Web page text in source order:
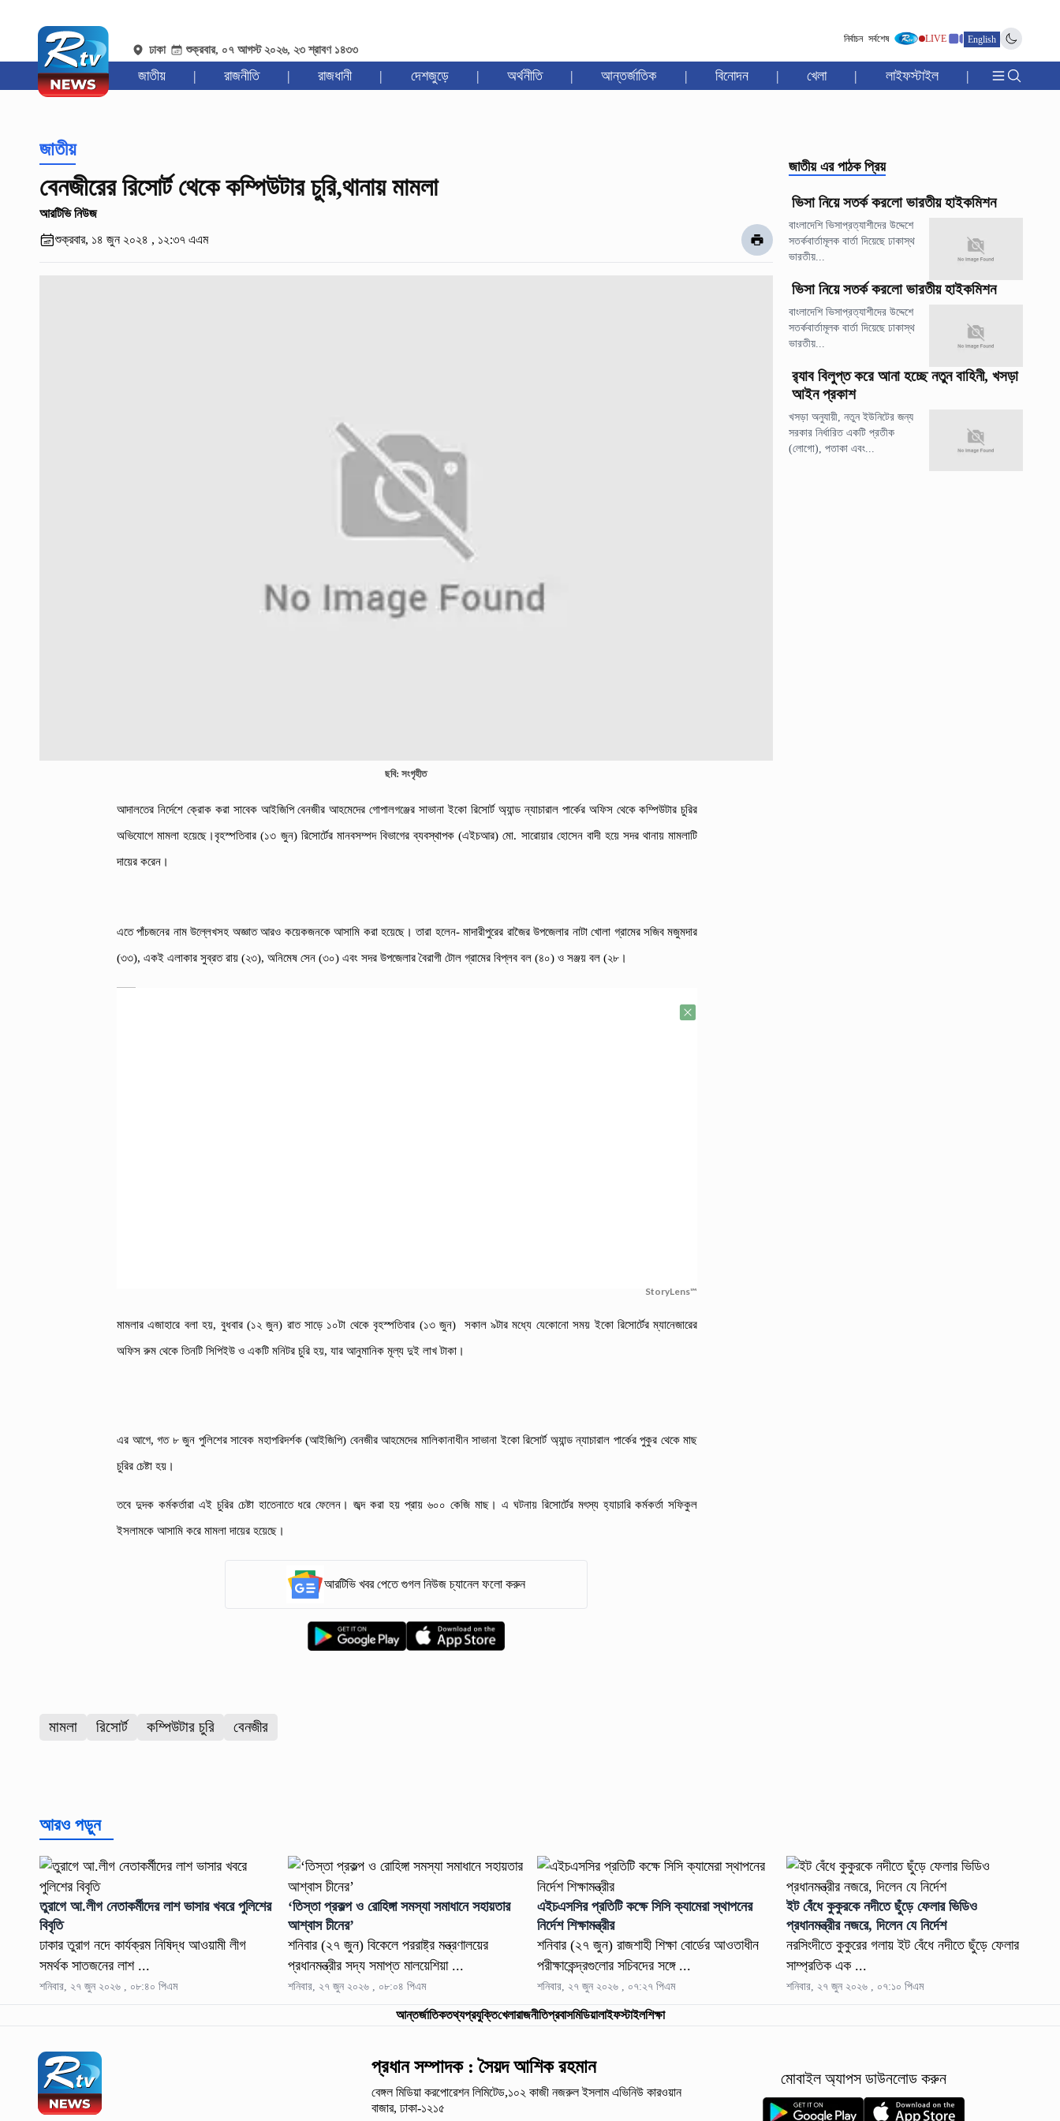
ঢাকা শুক্রবার, ০৭ আগস্ট ২০২৬, ২৩ শ্রাবণ ১৪৩৩
নির্বাচন সর্বশেষ LIVE English
জাতীয় | রাজনীতি | রাজধানী | দেশজুড়ে | অর্থনীতি | আন্তর্জাতিক | বিনোদন | খেলা | লাইফস্টাইল |
জাতীয়
বেনজীরের রিসোর্ট থেকে কম্পিউটার চুরি,থানায় মামলা
আরটিভি নিউজ
শুক্রবার, ১৪ জুন ২০২৪ , ১২:৩৭ এএম
ছবি: সংগৃহীত
আদালতের নির্দেশে ক্রোক করা সাবেক আইজিপি বেনজীর আহমেদের গোপালগঞ্জের সাভানা ইকো রিসোর্ট অ্যান্ড ন্যাচারাল পার্কের অফিস থেকে কম্পিউটার চুরির
অভিযোগে মামলা হয়েছে।বৃহস্পতিবার (১৩ জুন) রিসোর্টের মানবসম্পদ বিভাগের ব্যবস্থাপক (এইচআর) মো. সারোয়ার হোসেন বাদী হয়ে সদর থানায় মামলাটি
দায়ের করেন।
এতে পাঁচজনের নাম উল্লেখসহ অজ্ঞাত আরও কয়েকজনকে আসামি করা হয়েছে। তারা হলেন- মাদারীপুরের রাজৈর উপজেলার নাটা খোলা গ্রামের সজিব মজুমদার
(৩৩), একই এলাকার সুব্রত রায় (২৩), অনিমেষ সেন (৩০) এবং সদর উপজেলার বৈরাগী টোল গ্রামের বিপ্লব বল (৪০) ও সঞ্জয় বল (২৮।
StoryLens™
মামলার এজাহারে বলা হয়, বুধবার (১২ জুন) রাত সাড়ে ১০টা থেকে বৃহস্পতিবার (১৩ জুন) সকাল ৯টার মধ্যে যেকোনো সময় ইকো রিসোর্টের ম্যানেজারের
অফিস রুম থেকে তিনটি সিপিইউ ও একটি মনিটর চুরি হয়, যার আনুমানিক মূল্য দুই লাখ টাকা।
এর আগে, গত ৮ জুন পুলিশের সাবেক মহাপরিদর্শক (আইজিপি) বেনজীর আহমেদের মালিকানাধীন সাভানা ইকো রিসোর্ট অ্যান্ড ন্যাচারাল পার্কের পুকুর থেকে মাছ
চুরির চেষ্টা হয়।
তবে দুদক কর্মকর্তারা এই চুরির চেষ্টা হাতেনাতে ধরে ফেলেন। জব্দ করা হয় প্রায় ৬০০ কেজি মাছ। এ ঘটনায় রিসোর্টের মৎস্য হ্যাচারি কর্মকর্তা সফিকুল
ইসলামকে আসামি করে মামলা দায়ের হয়েছে।
আরটিভি খবর পেতে গুগল নিউজ চ্যানেল ফলো করুন
মামলা রিসোর্ট কম্পিউটার চুরি বেনজীর
জাতীয় এর পাঠক প্রিয়
ভিসা নিয়ে সতর্ক করলো ভারতীয় হাইকমিশন
বাংলাদেশি ভিসাপ্রত্যাশীদের উদ্দেশে
সতর্কবার্তামূলক বার্তা দিয়েছে ঢাকাস্থ
ভারতীয়...
ভিসা নিয়ে সতর্ক করলো ভারতীয় হাইকমিশন
বাংলাদেশি ভিসাপ্রত্যাশীদের উদ্দেশে
সতর্কবার্তামূলক বার্তা দিয়েছে ঢাকাস্থ
ভারতীয়...
র‍্যাব বিলুপ্ত করে আনা হচ্ছে নতুন বাহিনী, খসড়া
আইন প্রকাশ
খসড়া অনুযায়ী, নতুন ইউনিটের জন্য
সরকার নির্ধারিত একটি প্রতীক
(লোগো), পতাকা এবং...
আরও পড়ুন
তুরাগে আ.লীগ নেতাকর্মীদের লাশ ভাসার খবরে পুলিশের
বিবৃতি
ঢাকার তুরাগ নদে কার্যক্রম নিষিদ্ধ আওয়ামী লীগ
সমর্থক সাতজনের লাশ ...
শনিবার, ২৭ জুন ২০২৬ , ০৮:৪০ পিএম
‘তিস্তা প্রকল্প ও রোহিঙ্গা সমস্যা সমাধানে সহায়তার
আশ্বাস চীনের’
শনিবার (২৭ জুন) বিকেলে পররাষ্ট্র মন্ত্রণালয়ের
প্রধানমন্ত্রীর সদ্য সমাপ্ত মালয়েশিয়া ...
শনিবার, ২৭ জুন ২০২৬ , ০৮:০৪ পিএম
এইচএসসির প্রতিটি কক্ষে সিসি ক্যামেরা স্থাপনের
নির্দেশ শিক্ষামন্ত্রীর
শনিবার (২৭ জুন) রাজশাহী শিক্ষা বোর্ডের আওতাধীন
পরীক্ষাকেন্দ্রগুলোর সচিবদের সঙ্গে ...
শনিবার, ২৭ জুন ২০২৬ , ০৭:২৭ পিএম
ইট বেঁধে কুকুরকে নদীতে ছুঁড়ে ফেলার ভিডিও
প্রধানমন্ত্রীর নজরে, দিলেন যে নির্দেশ
নরসিংদীতে কুকুরের গলায় ইট বেঁধে নদীতে ছুঁড়ে ফেলার
সাম্প্রতিক এক ...
শনিবার, ২৭ জুন ২০২৬ , ০৭:১০ পিএম
আন্তর্জাতিকতথ্যপ্রযুক্তিখেলারাজনীতিপ্রবাসমিডিয়ালাইফস্টাইলশিক্ষা
প্রধান সম্পাদক : সৈয়দ আশিক রহমান
বেঙ্গল মিডিয়া করপোরেশন লিমিটেড,১০২ কাজী নজরুল ইসলামএভিনিউ কারওয়ান
বাজার, ঢাকা-১২১৫
মোবাইল অ্যাপস ডাউনলোড করুন